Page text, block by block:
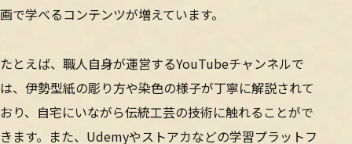
画で学べるコンテンツが増えています。
たとえば、職人自身が運営するYouTubeチャンネルで
は、伊勢型紙の彫り方や染色の様子が丁寧に解説されて
おり、自宅にいながら伝統工芸の技術に触れることがで
きます。また、Udemyやストアカなどの学習プラットフ